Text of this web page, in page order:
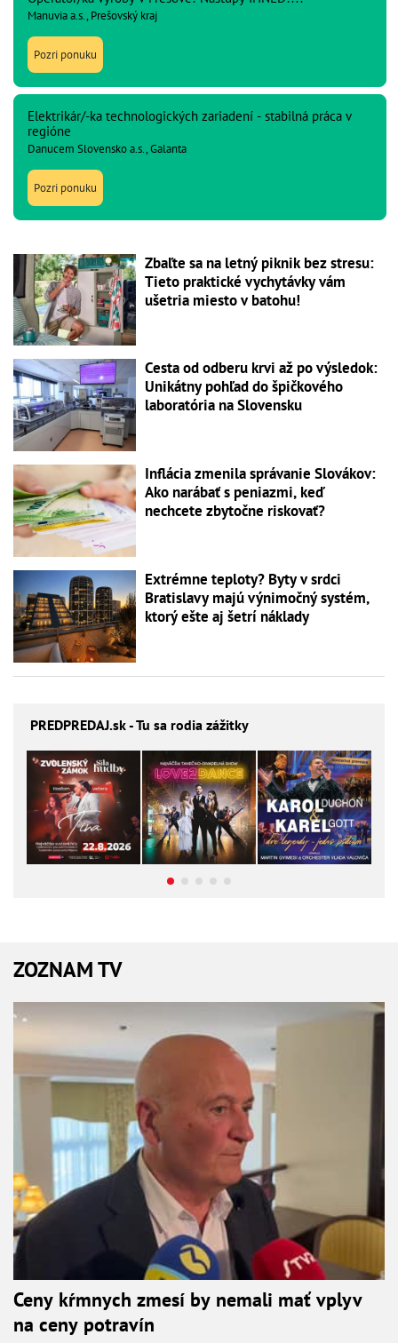
Manuvia a.s., Prešovský kraj
Pozri ponuku
Elektrikár/-ka technologických zariadení - stabilná práca v
regióne
Danucem Slovensko a.s., Galanta
Pozri ponuku
Zbaľte sa na letný piknik bez stresu:
Tieto praktické vychytávky vám
ušetria miesto v batohu!
Cesta od odberu krvi až po výsledok:
Unikátny pohľad do špičkového
laboratória na Slovensku
Inflácia zmenila správanie Slovákov:
Ako narábať s peniazmi, keď
nechcete zbytočne riskovať?
Extrémne teploty? Byty v srdci
Bratislavy majú výnimočný systém,
ktorý ešte aj šetrí náklady
PREDPREDAJ.sk - Tu sa rodia zážitky
ZOZNAM TV
Ceny kŕmnych zmesí by nemali mať vplyv
na ceny potravín